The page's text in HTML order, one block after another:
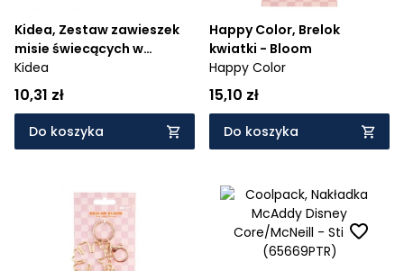
Kidea, Zestaw zawieszek
misie świecących w
ciemności
Kidea
10,31 zł
Do koszyka
Happy Color, Brelok
kwiatki - Bloom
Happy Color
15,10 zł
Do koszyka